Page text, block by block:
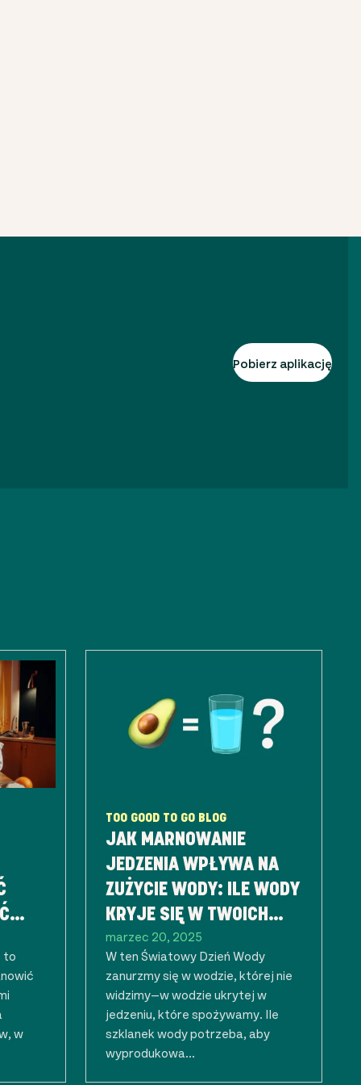
Pobierz aplikację
I
to
w
TOO GOOD TO GO BLOG
JAK MARNOWANIE
JEDZENIA WPŁYWA NA
ZUŻYCIE WODY: ILE WODY
KRYJE SIĘ W TWOICH
ULUBIONYCH
PRODUKTACH?
marzec 20, 2025
W ten Światowy Dzień Wody
zanurzmy się w wodzie, której nie
widzimy—w wodzie ukrytej w
jedzeniu, które spożywamy. Ile
szklanek wody potrzeba, aby
wyprodukowa...